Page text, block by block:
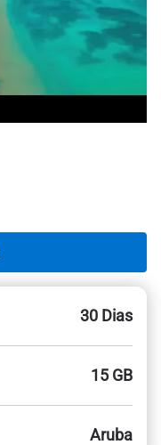
30 Dias
15 GB
Aruba